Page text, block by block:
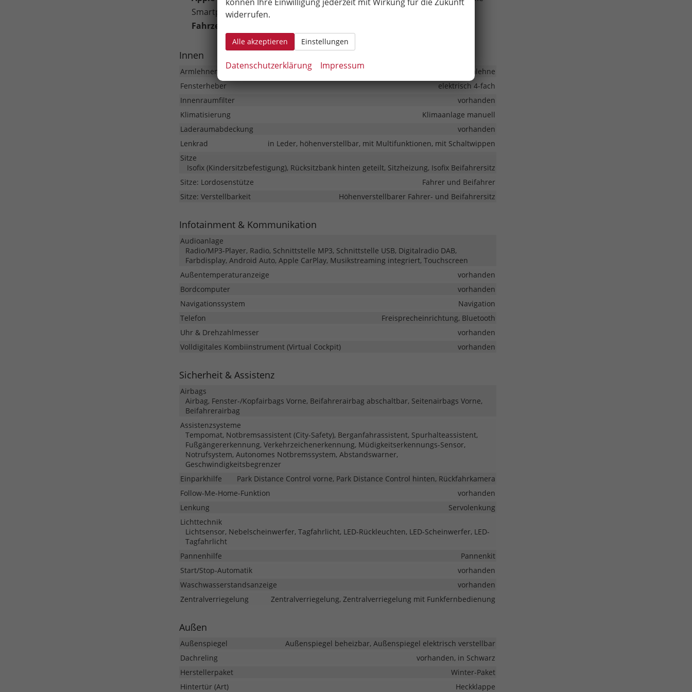
Smartphone-Apps (z.B. Google Maps oder Apple Karten) über den
Fahrzeugbildschirm
Innen
Armlehnen
Mittelarmlehne
Fensterheber
elektrisch 4-fach
Innenraumfilter
vorhanden
Klimatisierung
Klimaanlage manuell
Laderaumabdeckung
vorhanden
Lenkrad
in Leder, höhenverstellbar, mit Multifunktionen, mit Schaltwippen
Sitze
Isofix (Kindersitzbefestigung), Rücksitzbank hinten geteilt, Sitzheizung, Isofix Beifahrersitz
Sitze: Lordosenstütze
Fahrer und Beifahrer
Sitze: Verstellbarkeit
Höhenverstellbarer Fahrer- und Beifahrersitz
Infotainment & Kommunikation
Audioanlage
Radio/MP3-Player, Radio, Schnittstelle MP3, Schnittstelle USB, Digitalradio DAB,
Farbdisplay, Android Auto, Apple CarPlay, Musikstreaming integriert, Touchscreen
Außentemperaturanzeige
vorhanden
Bordcomputer
vorhanden
Navigationssystem
Navigation
Telefon
Freisprecheinrichtung, Bluetooth
Uhr & Drehzahlmesser
vorhanden
Volldigitales Kombiinstrument (Virtual Cockpit)
vorhanden
Sicherheit & Assistenz
Airbags
Airbag, Fenster-/Kopfairbags Vorne, Beifahrerairbag abschaltbar, Seitenairbags Vorne,
Beifahrerairbag
Assistenzsysteme
Tempomat, Notbremsassistent (City-Safety), Berganfahrassistent, Spurhalteassistent,
Fußgängererkennung, Verkehrzeichenerkennung, Müdigkeitserkennungs-Sensor,
Notrufsystem, Autonomes Notbremssystem, Abstandswarner,
Geschwindigkeitsbegrenzer
Einparkhilfe
Park Distance Control vorne, Park Distance Control hinten, Rückfahrkamera
Follow-Me-Home-Funktion
vorhanden
Lenkung
Servolenkung
Lichttechnik
Lichtsensor, Nebelscheinwerfer, Tagfahrlicht, LED-Rückleuchten, LED-Scheinwerfer, LED-
Tagfahrlicht
Pannenhilfe
Pannenkit
Start/Stop-Automatik
vorhanden
Waschwasserstandsanzeige
vorhanden
Zentralverriegelung
Zentralverriegelung, Zentralverriegelung mit Funkfernbedienung
Außen
Außenspiegel
Außenspiegel beheizbar, Außenspiegel elektrisch verstellbar
Dachreling
vorhanden, in Schwarz
Herstellerpaket
Winter-Paket
Hintertür (Art)
Heckklappe
widerrufen.
Alle akzeptieren Einstellungen
Datenschutzerklärung Impressum